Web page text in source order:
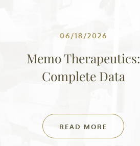
06/18/2026
Memo Therapeutics:
Complete Data
READ MORE